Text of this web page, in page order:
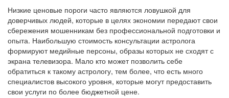
Низкие ценовые пороги часто являются ловушкой для
доверчивых людей, которые в целях экономии передают свои
сбережения мошенникам без профессиональной подготовки и
опыта. Наибольшую стоимость консультации астролога
формируют медийные персоны, образы которых не сходят с
экрана телевизора. Мало кто может позволить себе
обратиться к такому астрологу, тем более, что есть много
специалистов высокого уровня, которые могут предоставить
свои услуги по более бюджетной цене.